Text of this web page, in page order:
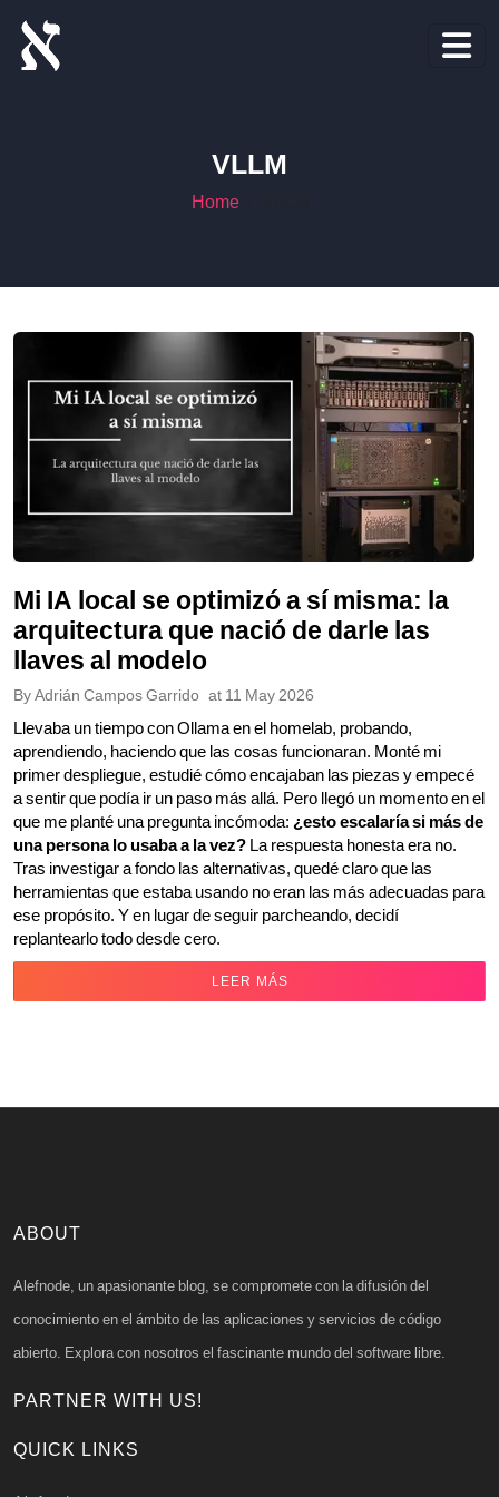
VLLM
Home
Mi IA local se optimizó a sí misma: la
arquitectura que nació de darle las
llaves al modelo
ByAdrián Campos Garrido at11 May 2026
Llevaba un tiempo con Ollama en el homelab, probando,
aprendiendo, haciendo que las cosas funcionaran. Monté mi
primer despliegue, estudié cómo encajaban las piezas y empecé
a sentir que podía ir un paso más allá. Pero llegó un momento en el
que me planté una pregunta incómoda:¿esto escalaría si más de
una persona lo usaba a la vez?La respuesta honesta era no.
Tras investigar a fondo las alternativas, quedé claro que las
herramientas que estaba usando no eran las más adecuadas para
ese propósito. Y en lugar de seguir parcheando, decidí
replantearlo todo desde cero.
LEER MÁS
ABOUT
Alefnode, un apasionante blog, se compromete con la difusión del
conocimiento en el ámbito de las aplicaciones y servicios de código
abierto. Explora con nosotros el fascinante mundo del software libre.
PARTNER WITH US!
QUICK LINKS